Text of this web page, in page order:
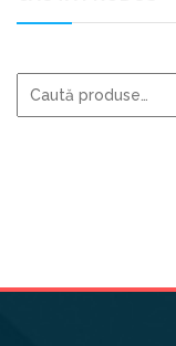
Caută
după: